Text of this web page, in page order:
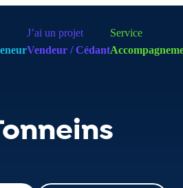
J’ai un projet
Vendeur / Cédant
Service